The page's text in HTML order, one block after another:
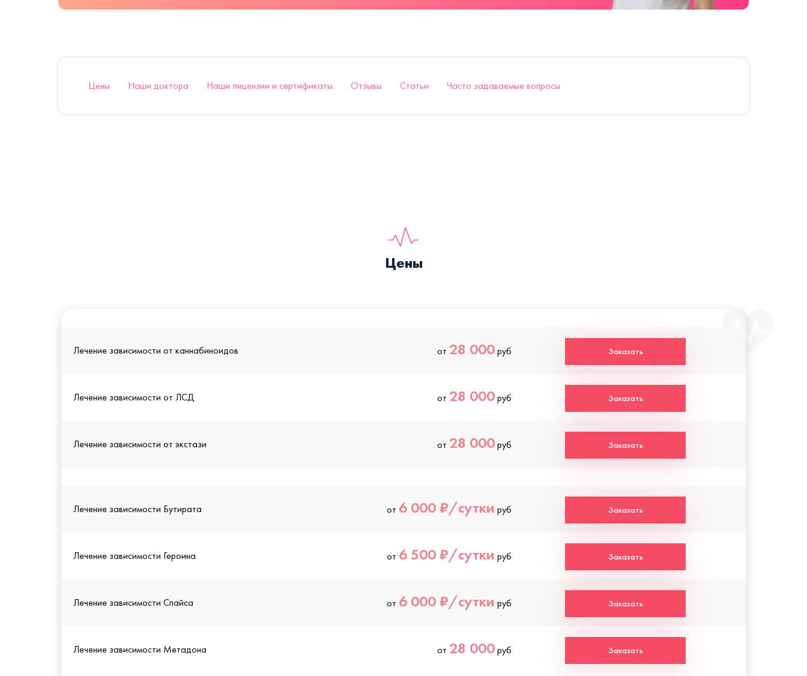
Цены Наши доктора Наши лицензии и сертификаты Отзывы Статьи Часто задаваемые вопросы
Цены
Лечение зависимости от каннабиноидов от 28 000руб Заказать
Лечение зависимости от ЛСД от 28 000руб Заказать
Лечение зависимости от экстази от 28 000руб Заказать
Лечение зависимости Бутирата от 6 000 ₽/сутки руб Заказать
Лечение зависимости Героина от 6 500 ₽/сутки руб Заказать
Лечение зависимости Спайса от 6 000 ₽/сутки руб Заказать
Лечение зависимости Метадона от 28 000руб Заказать